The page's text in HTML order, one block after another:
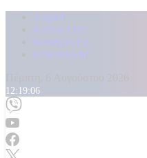
Αρχική
Kontra Live
Καταγγελίες
Επικοινωνία
12:19:07